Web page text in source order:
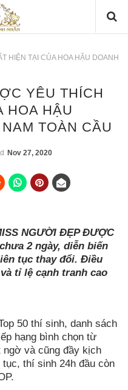
HIỆN TẠI CỦA HOA HẬU DOANH
YÊU THÍCH
HOA HẬU
TOÀN CẦU
Nov 27, 2020
NGƯỜI ĐẸP ĐƯỢC
2 ngày, diễn biến
tục thay đổi. Điều
tỉ lệ cạnh tranh cao
50 thí sinh, danh sách
hạng bình chọn từ
ngờ và cũng đầy kịch
thí sinh 24h đầu còn